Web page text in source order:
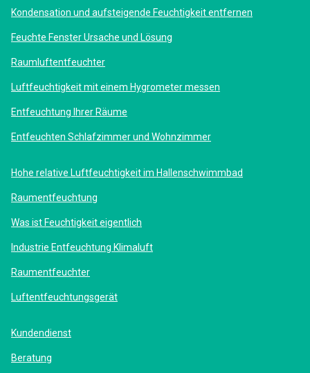
Kondensation und aufsteigende Feuchtigkeit entfernen
Feuchte Fenster Ursache und Lösung
Raumluftentfeuchter
Luftfeuchtigkeit mit einem Hygrometer messen
Entfeuchtung Ihrer Räume
Entfeuchten Schlafzimmer und Wohnzimmer
Hohe relative Luftfeuchtigkeit im Hallenschwimmbad
Raumentfeuchtung
Was ist Feuchtigkeit eigentlich
Industrie Entfeuchtung Klimaluft
Raumentfeuchter
Luftentfeuchtungsgerät
Kundendienst
Beratung